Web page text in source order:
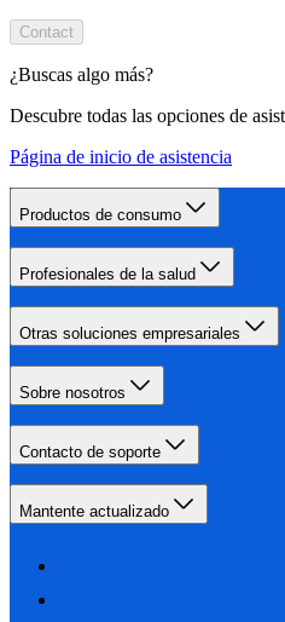
Contact
¿Buscas algo más?
Descubre todas las opciones de
Página de inicio de asistencia
Productos de consumo
Profesionales de la salud
Otras soluciones empresariales
Sobre nosotros
Contacto de soporte
Mantente actualizado